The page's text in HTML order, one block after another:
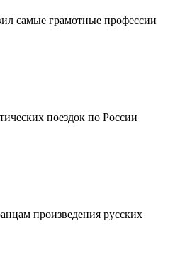
самые грамотные профессии
поездок по России
произведения русских